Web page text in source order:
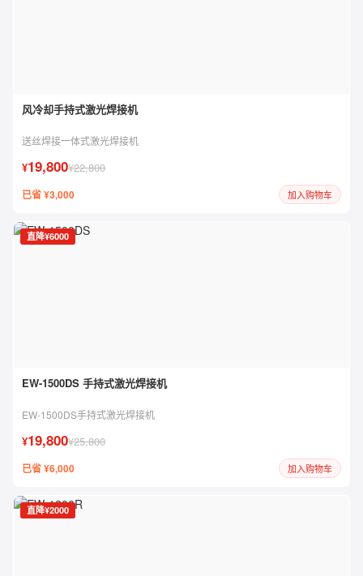
风冷却手持式激光焊接机
送丝焊接一体式激光焊接机
¥19,800¥22,800
已省 ¥3,000 加入购物车
直降¥6000
EW-1500DS 手持式激光焊接机
EW-1500DS手持式激光焊接机
¥19,800¥25,800
已省 ¥6,000 加入购物车
直降¥2000